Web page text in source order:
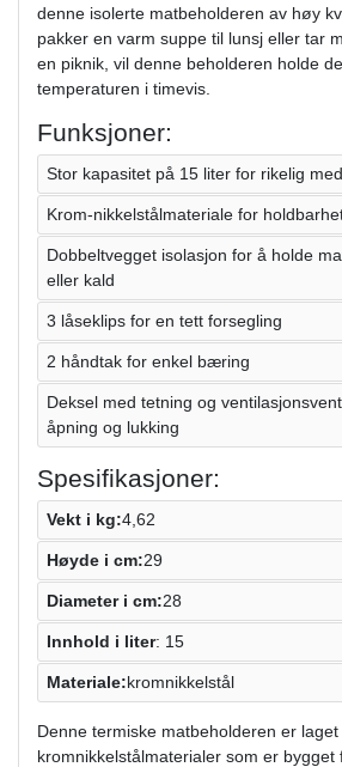
denne isolerte matbeholderen av høy
pakker en varm suppe til lunsj eller tar
en piknik, vil denne beholderen holde
temperaturen i timevis.
Funksjoner:
Stor kapasitet på 15 liter for rikelig
Krom-nikkelstålmateriale for
Dobbeltvegget isolasjon for å holde
eller kald
3 låseklips for en tett forsegling
2 håndtak for enkel bæring
Deksel med tetning og
åpning og lukking
Spesifikasjoner:
Vekt i kg:4,62
Høyde i cm:29
Diameter i cm:28
Innhold i liter: 15
Materiale:kromnikkelstål
Denne termiske matbeholderen er
kromnikkelstålmaterialer som er bygget